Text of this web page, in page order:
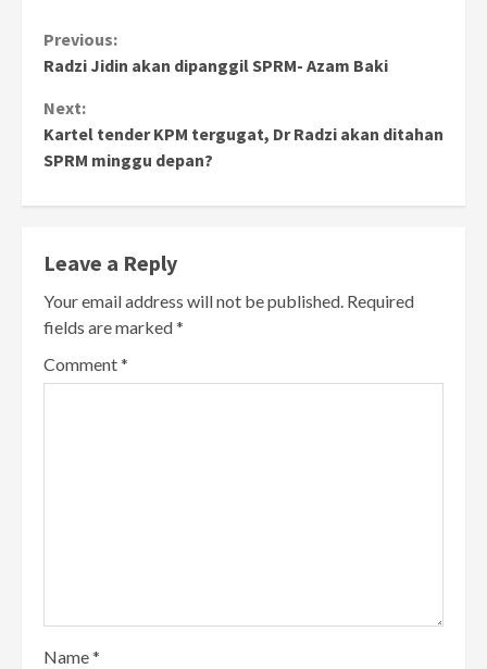
Continue
Previous:
Radzi Jidin akan dipanggil SPRM- Azam Baki
Next:
Kartel tender KPM tergugat, Dr Radzi akan ditahan
SPRM minggu depan?
Leave a Reply
Your email address will not be published. Required
fields are marked*
Comment*
Name*